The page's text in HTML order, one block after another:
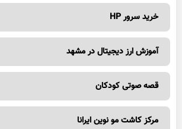
خرید سرور HP
آموزش ارز دیجیتال در مشهد
قصه صوتی کودکان
مرکز کاشت مو نوین ایرانا